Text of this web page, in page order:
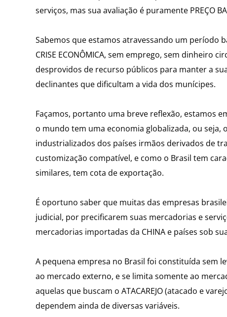
serviços, mas sua avaliação é puramente PREÇO
Sabemos que estamos atravessando um período
CRISE ECONÔMICA, sem emprego, sem dinheiro
desprovidos de recurso públicos para manter a
declinantes que dificultam a vida dos munícipes.
Façamos, portanto uma breve reflexão, estamos
o mundo tem uma economia globalizada, ou
industrializados dos países irmãos derivados de
customização compatível, e como o Brasil tem
similares, tem cota de exportação.
É oportuno saber que muitas das empresas
judicial, por precificarem suas mercadorias e
mercadorias importadas da CHINA e países sob
A pequena empresa no Brasil foi constituída sem
ao mercado externo, e se limita somente ao
aquelas que buscam o ATACAREJO (atacado e
dependem ainda de diversas variáveis.